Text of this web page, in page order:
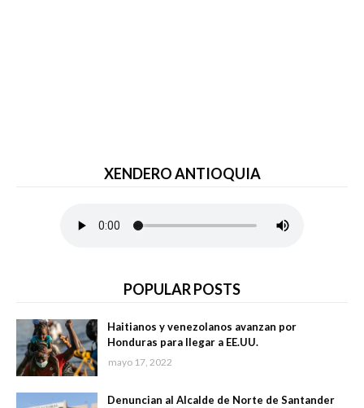
XENDERO ANTIOQUIA
POPULAR POSTS
Haitianos y venezolanos avanzan por
Honduras para llegar a EE.UU.
mayo 17, 2022
Denuncian al Alcalde de Norte de Santander